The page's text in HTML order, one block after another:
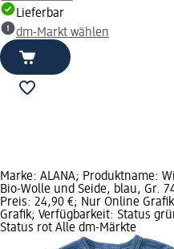
Lieferbar
dm-Markt wählen
Marke: ALANA; Produktname:
Bio-Wolle und Seide, blau, Gr.
Preis: 24,90 €; Nur Online
Grafik; Verfügbarkeit: Status
Status rot Alle dm-Märkte